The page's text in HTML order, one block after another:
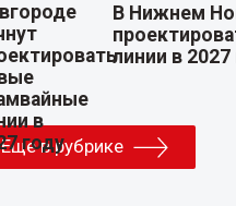
В Нижнем
линии в 2027
Еще в рубрике